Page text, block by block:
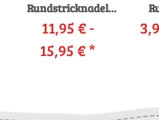
Rundstricknadel
Bambus
11,95 € -
15,95 €*